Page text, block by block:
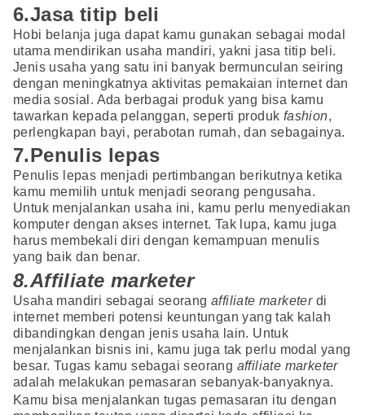
6.Jasa titip beli
Hobi belanja juga dapat kamu gunakan sebagai modal
utama mendirikan usaha mandiri, yakni jasa titip beli.
Jenis usaha yang satu ini banyak bermunculan seiring
dengan meningkatnya aktivitas pemakaian internet dan
media sosial. Ada berbagai produk yang bisa kamu
tawarkan kepada pelanggan, seperti produk fashion,
perlengkapan bayi, perabotan rumah, dan sebagainya.
7.Penulis lepas
Penulis lepas menjadi pertimbangan berikutnya ketika
kamu memilih untuk menjadi seorang pengusaha.
Untuk menjalankan usaha ini, kamu perlu menyediakan
komputer dengan akses internet. Tak lupa, kamu juga
harus membekali diri dengan kemampuan menulis
yang baik dan benar.
8.Affiliate marketer
Usaha mandiri sebagai seorang affiliate marketerdi
internet memberi potensi keuntungan yang tak kalah
dibandingkan dengan jenis usaha lain. Untuk
menjalankan bisnis ini, kamu juga tak perlu modal yang
besar. Tugas kamu sebagai seorang affiliate marketer
adalah melakukan pemasaran sebanyak-banyaknya.
Kamu bisa menjalankan tugas pemasaran itu dengan